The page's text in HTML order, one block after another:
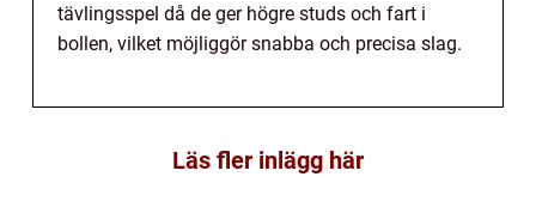
tävlingsspel då de ger högre studs och fart i
bollen, vilket möjliggör snabba och precisa slag.
Läs fler inlägg här